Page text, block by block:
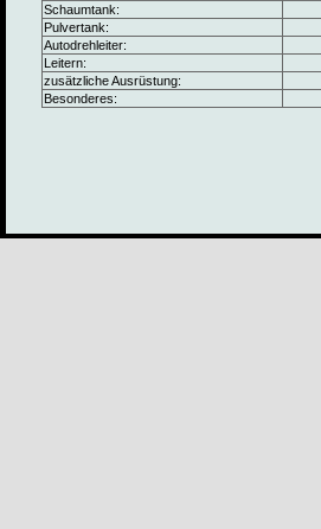
Schaumtank:
Pulvertank:
Autodrehleiter:
Leitern:
zusätzliche Ausrüstung:
Besonderes: